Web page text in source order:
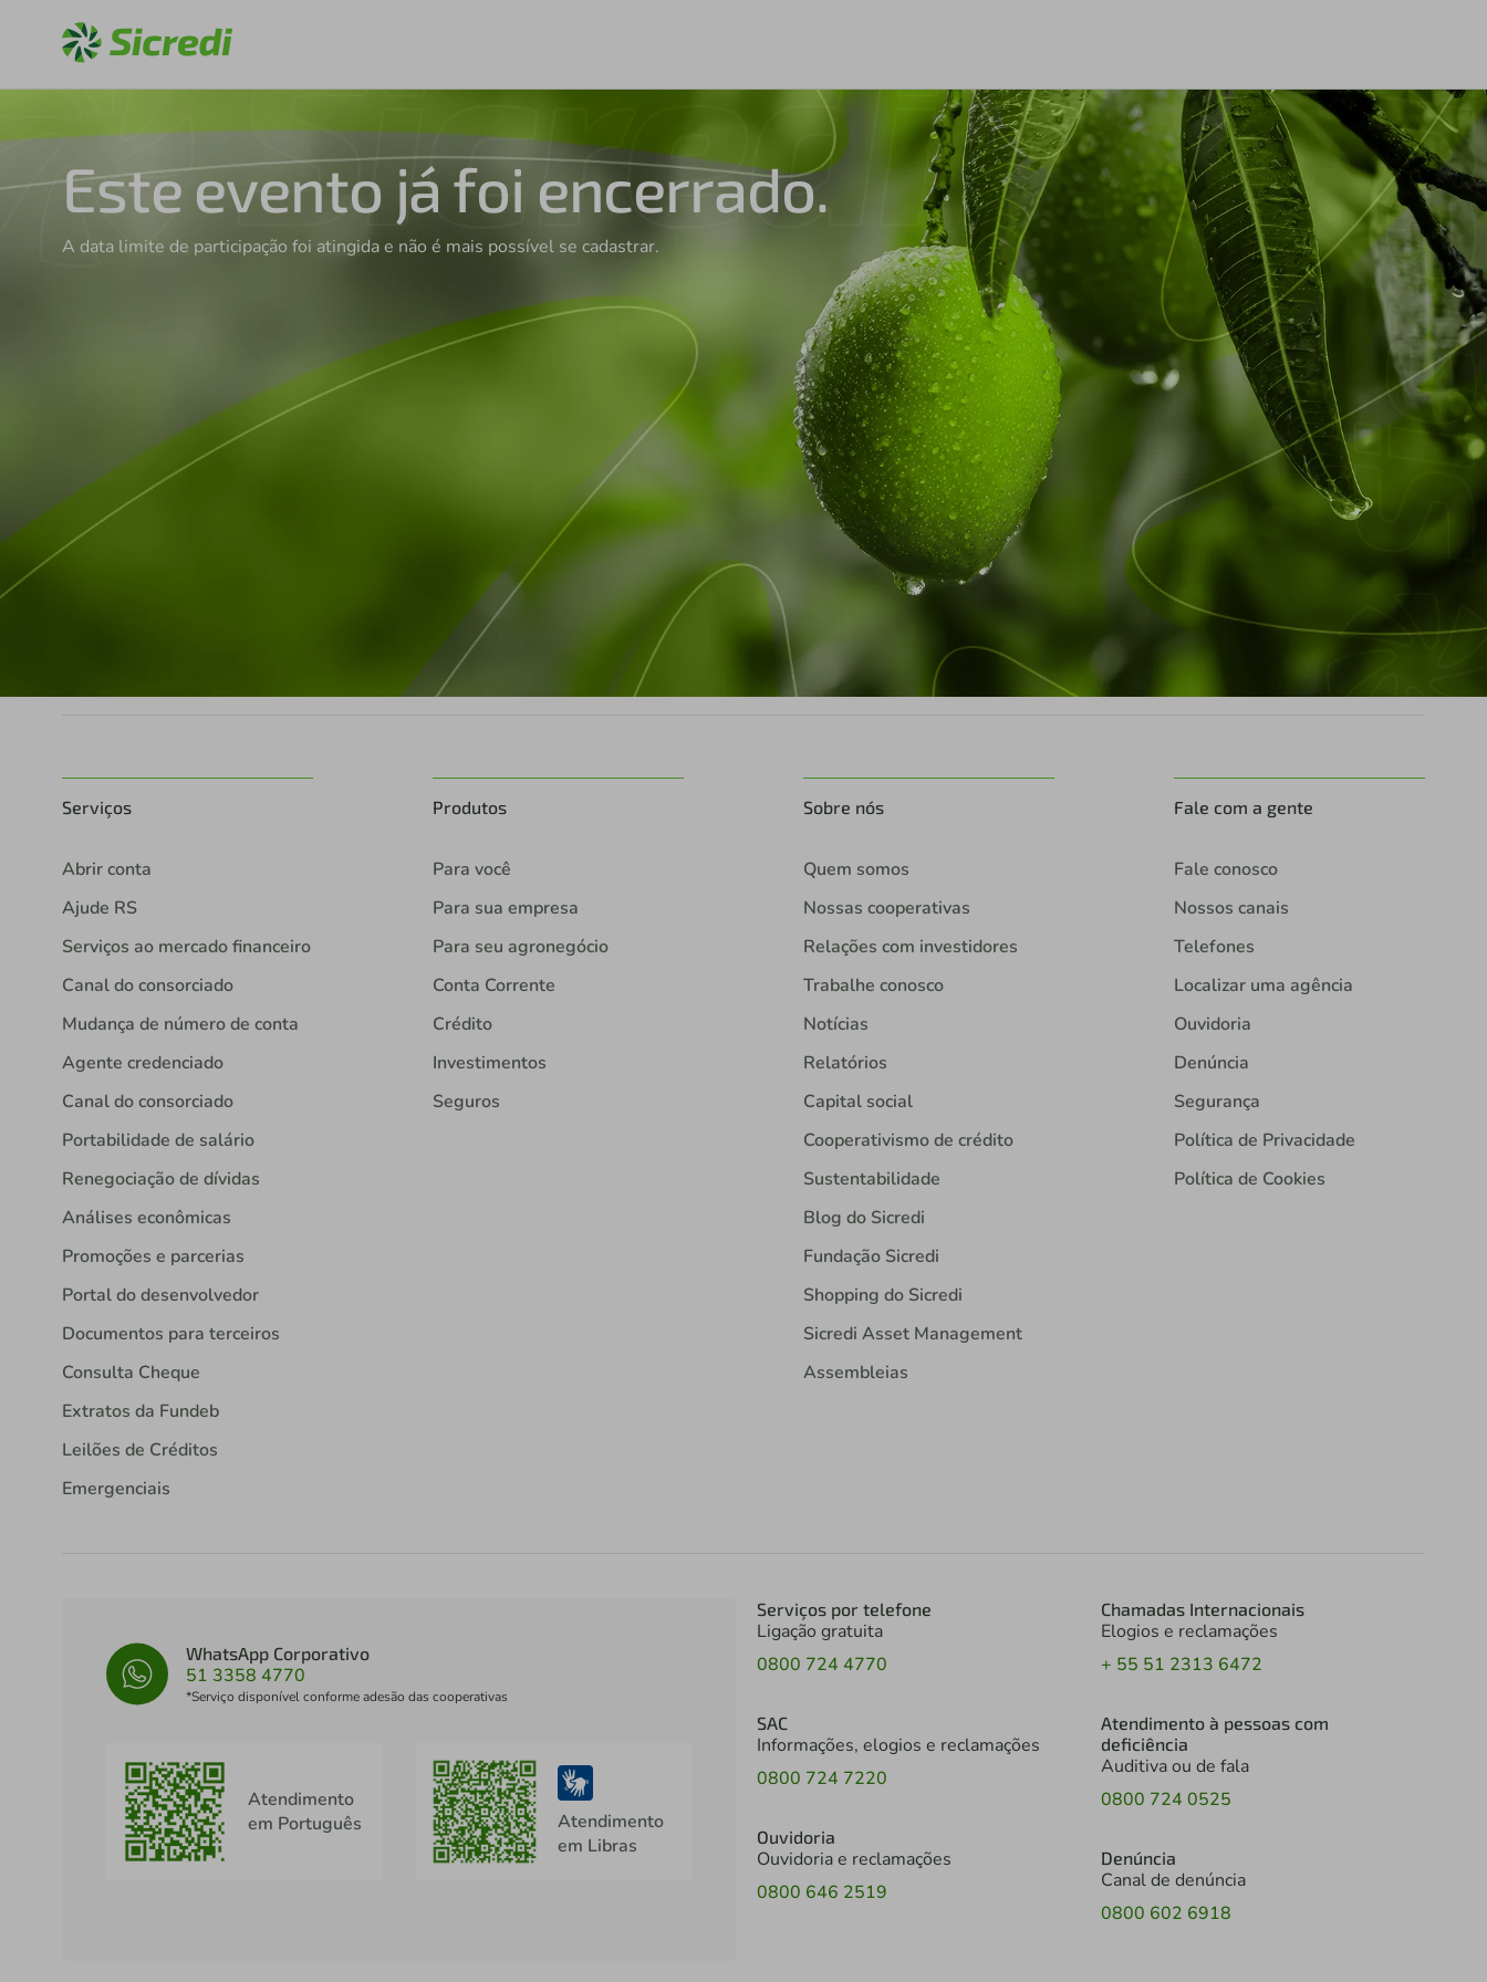
Este evento já foi encerrado.
A data limite de participação foi atingida e não é mais possível se cadastrar.
Serviços
Abrir conta
Ajude RS
Serviços ao mercado financeiro
Canal do consorciado
Mudança de número de conta
Agente credenciado
Canal do consorciado
Portabilidade de salário
Renegociação de dívidas
Análises econômicas
Promoções e parcerias
Portal do desenvolvedor
Documentos para terceiros
Consulta Cheque
Extratos da Fundeb
Leilões de Créditos
Emergenciais
Produtos
Para você
Para sua empresa
Para seu agronegócio
Conta Corrente
Crédito
Investimentos
Seguros
Sobre nós
Quem somos
Nossas cooperativas
Relações com investidores
Trabalhe conosco
Notícias
Relatórios
Capital social
Cooperativismo de crédito
Sustentabilidade
Blog do Sicredi
Fundação Sicredi
Shopping do Sicredi
Sicredi Asset Management
Assembleias
Fale com a gente
Fale conosco
Nossos canais
Telefones
Localizar uma agência
Ouvidoria
Denúncia
Segurança
Política de Privacidade
Política de Cookies
WhatsApp Corporativo
51 3358 4770
*Serviço disponível conforme adesão das cooperativas
Atendimento
em Português
Atendimento
em Libras
Serviços por telefone
Ligação gratuita
0800 724 4770
SAC
Informações, elogios e reclamações
0800 724 7220
Ouvidoria
Ouvidoria e reclamações
0800 646 2519
Chamadas Internacionais
Elogios e reclamações
+ 55 51 2313 6472
Atendimento à pessoas com
deficiência
Auditiva ou de fala
0800 724 0525
Denúncia
Canal de denúncia
0800 602 6918